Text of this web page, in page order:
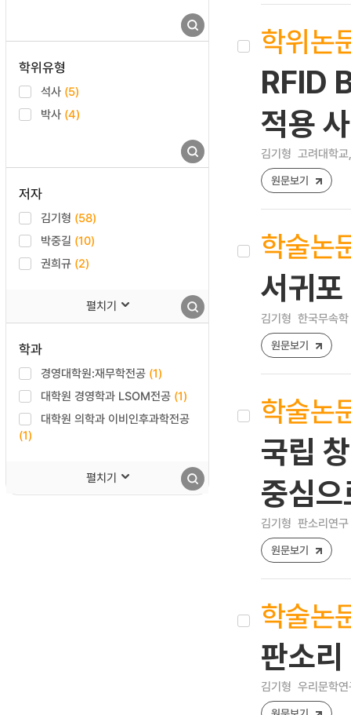
학위유형
석사 (5)
박사 (4)
저자
김기형 (58)
박중길 (10)
권희규 (2)
펼치기
학과
경영대학원:재무학전공 (1)
대학원 경영학과 LSOM전공 (1)
대학원 의학과 이비인후과학전공
(1)
펼치기
학위논
RFID
적용
김기형 고려대학
원문보기
학술논
서귀
김기형 한국무속
원문보기
학술논
국립
중심으
김기형 판소리연
원문보기
학술논
판소
김기형 우리문학